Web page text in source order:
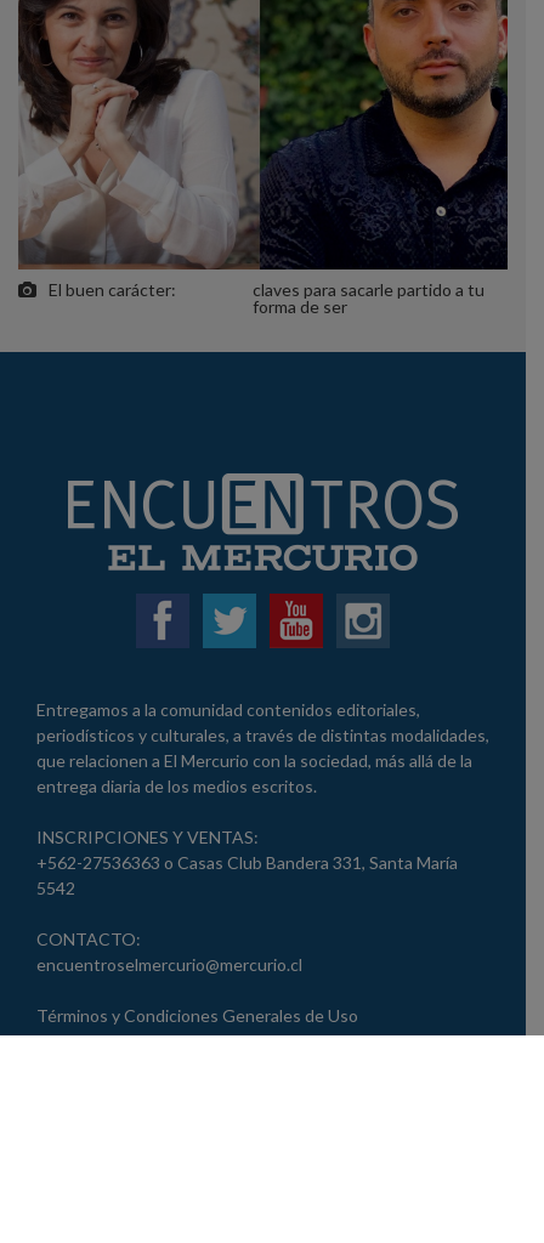
El buen carácter:
claves para sacarle partido a tu
forma de ser
Entregamos a la comunidad contenidos editoriales,
periodísticos y culturales, a través de distintas modalidades,
que relacionen a El Mercurio con la sociedad, más allá de la
entrega diaria de los medios escritos.
INSCRIPCIONES Y VENTAS:
+562-27536363 o Casas Club Bandera 331, Santa María
5542
CONTACTO:
encuentroselmercurio@mercurio.cl
Términos y Condiciones Generales de Uso
Política de Privacidad